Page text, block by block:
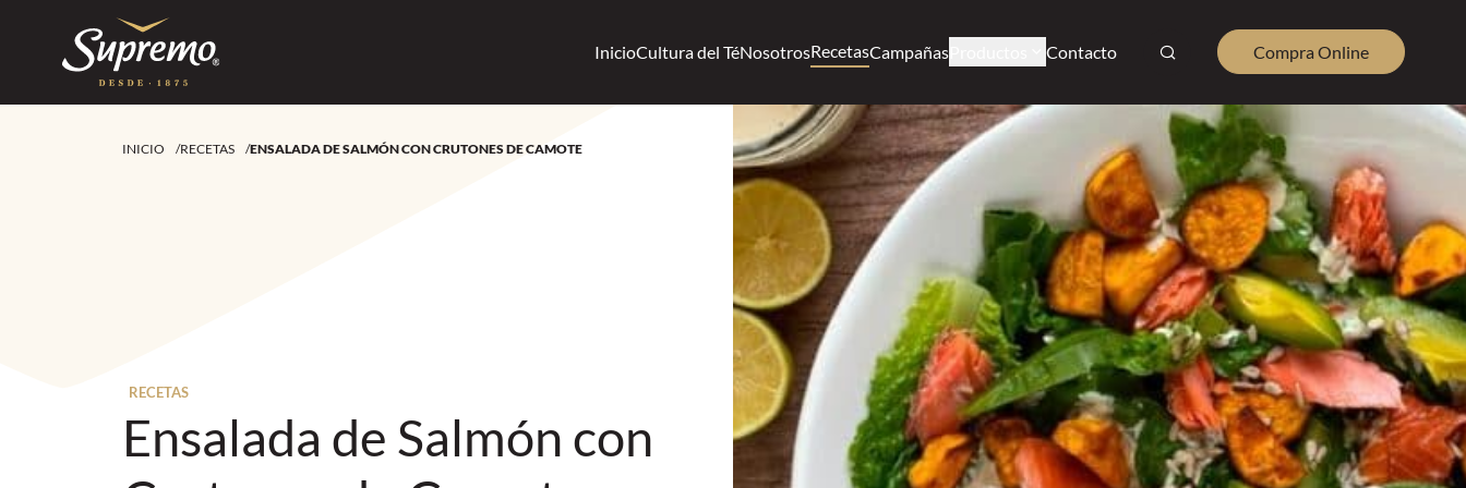
InicioCultura del TéNosotrosRecetasCampañas Contacto Compra Online
INICIO /RECETAS /ENSALADA DE SALMÓN CON CRUTONES DE CAMOTE
RECETAS
Ensalada de Salmón con